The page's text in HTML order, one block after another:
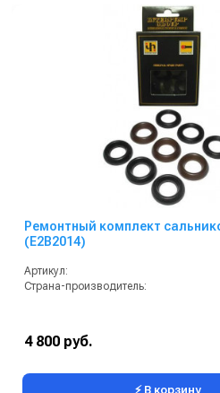
Ремонтный комплект
(E2B2014)
Артикул:
Страна-производитель:
4 800 руб.
⚡ В корзину